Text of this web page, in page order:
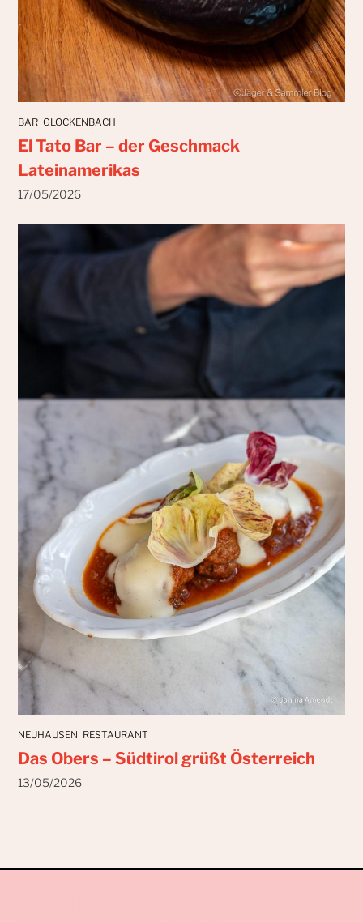
BAR GLOCKENBACH
El Tato Bar – der Geschmack
Lateinamerikas
17/05/2026
NEUHAUSEN RESTAURANT
Das Obers – Südtirol grüßt Österreich
13/05/2026